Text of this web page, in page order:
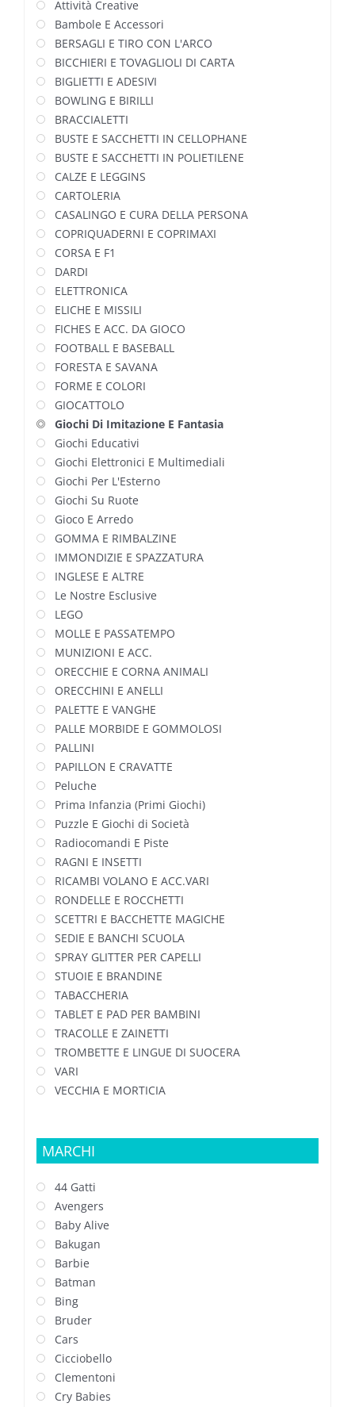
Attività Creative
Bambole E Accessori
BERSAGLI E TIRO CON L'ARCO
BICCHIERI E TOVAGLIOLI DI CARTA
BIGLIETTI E ADESIVI
BOWLING E BIRILLI
BRACCIALETTI
BUSTE E SACCHETTI IN CELLOPHANE
BUSTE E SACCHETTI IN POLIETILENE
CALZE E LEGGINS
CARTOLERIA
CASALINGO E CURA DELLA PERSONA
COPRIQUADERNI E COPRIMAXI
CORSA E F1
DARDI
ELETTRONICA
ELICHE E MISSILI
FICHES E ACC. DA GIOCO
FOOTBALL E BASEBALL
FORESTA E SAVANA
FORME E COLORI
GIOCATTOLO
Giochi Di Imitazione E Fantasia
Giochi Educativi
Giochi Elettronici E Multimediali
Giochi Per L'Esterno
Giochi Su Ruote
Gioco E Arredo
GOMMA E RIMBALZINE
IMMONDIZIE E SPAZZATURA
INGLESE E ALTRE
Le Nostre Esclusive
LEGO
MOLLE E PASSATEMPO
MUNIZIONI E ACC.
ORECCHIE E CORNA ANIMALI
ORECCHINI E ANELLI
PALETTE E VANGHE
PALLE MORBIDE E GOMMOLOSI
PALLINI
PAPILLON E CRAVATTE
Peluche
Prima Infanzia (Primi Giochi)
Puzzle E Giochi di Società
Radiocomandi E Piste
RAGNI E INSETTI
RICAMBI VOLANO E ACC.VARI
RONDELLE E ROCCHETTI
SCETTRI E BACCHETTE MAGICHE
SEDIE E BANCHI SCUOLA
SPRAY GLITTER PER CAPELLI
STUOIE E BRANDINE
TABACCHERIA
TABLET E PAD PER BAMBINI
TRACOLLE E ZAINETTI
TROMBETTE E LINGUE DI SUOCERA
VARI
VECCHIA E MORTICIA
MARCHI
44 Gatti
Avengers
Baby Alive
Bakugan
Barbie
Batman
Bing
Bruder
Cars
Cicciobello
Clementoni
Cry Babies